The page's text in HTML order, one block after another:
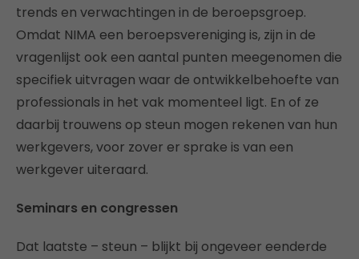
trends en verwachtingen in de beroepsgroep.
Omdat NIMA een beroepsvereniging is, zijn in de
vragenlijst ook een aantal punten meegenomen die
specifiek uitvragen waar de ontwikkelbehoefte van
professionals in het vak momenteel ligt. En of ze
daarbij trouwens op steun mogen rekenen van hun
werkgevers, voor zover er sprake is van een
werkgever uiteraard.
Seminars en congressen
Dat laatste – steun – blijkt bij ongeveer eenderde